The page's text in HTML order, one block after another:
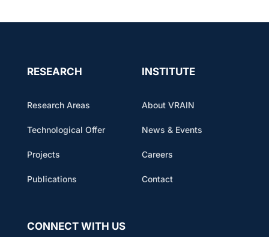
RESEARCH
Research Areas
Technological Offer
Projects
Publications
INSTITUTE
About VRAIN
News & Events
Careers
Contact
CONNECT WITH US